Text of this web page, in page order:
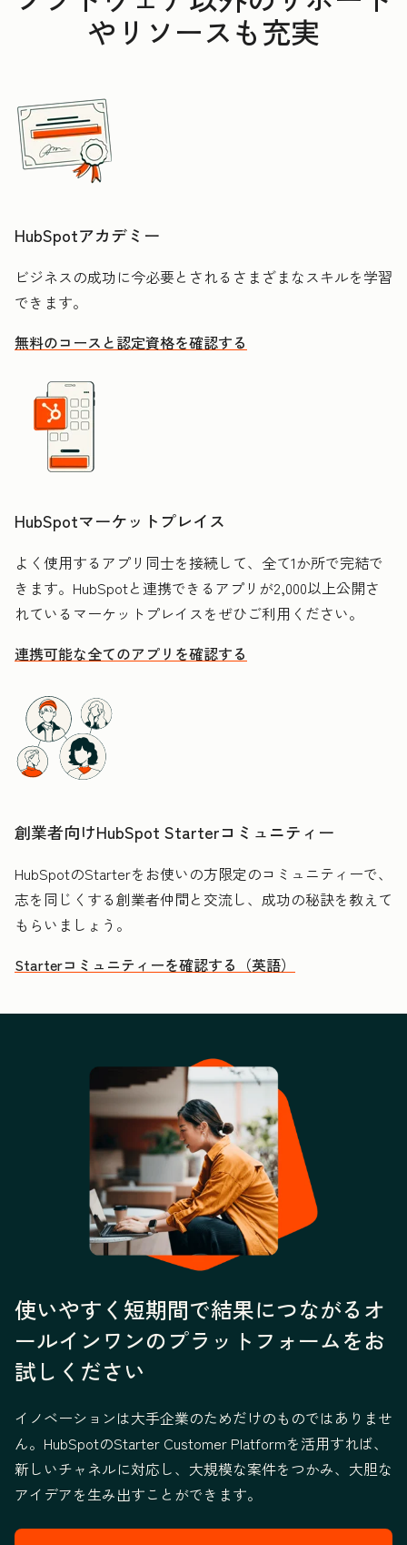
やリソースも充実
HubSpotアカデミー
ビジネスの成功に今必要とされるさまざまなスキルを学習
できます。
無料のコースと認定資格を確認する
HubSpotマーケットプレイス
よく使用するアプリ同士を接続して、全て1か所で完結で
きます。HubSpotと連携できるアプリが2,000以上公開さ
れているマーケットプレイスをぜひご利用ください。
連携可能な全てのアプリを確認する
創業者向けHubSpot Starterコミュニティー
HubSpotのStarterをお使いの方限定のコミュニティーで、
志を同じくする創業者仲間と交流し、成功の秘訣を教えて
もらいましょう。
Starterコミュニティーを確認する（英語）
使いやすく短期間で結果につながるオ
ールインワンのプラットフォームをお
試しください
イノベーションは大手企業のためだけのものではありませ
ん。HubSpotのStarter Customer Platformを活用すれば、
新しいチャネルに対応し、大規模な案件をつかみ、大胆な
アイデアを生み出すことができます。